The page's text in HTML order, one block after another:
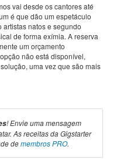
vai desde os cantores até
é que dão um espetáculo
natos e segundo
de forma exímia. A reserva
um orçamento
não está disponível,
uma vez que são mais
! Envie uma mensagem
As receitas da Gigstarter
demembros PRO.